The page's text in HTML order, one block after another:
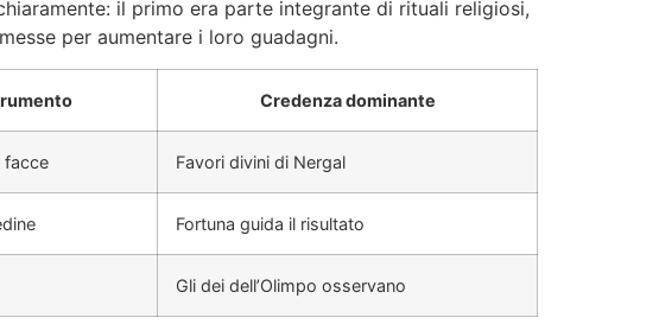
il primo era parte integrante di rituali religiosi,
per aumentare i loro guadagni.
Credenza dominante
facce Favori divini di Nergal
Fortuna guida il risultato
Gli dei dell’Olimpo osservano